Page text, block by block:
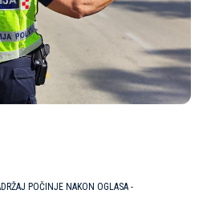
POČINJE NAKON OGLASA -